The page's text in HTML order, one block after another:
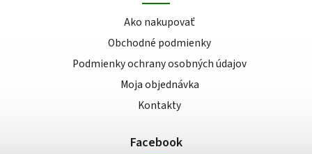
Ako nakupovať
Obchodné podmienky
Podmienky ochrany osobných údajov
Moja objednávka
Kontakty
Facebook